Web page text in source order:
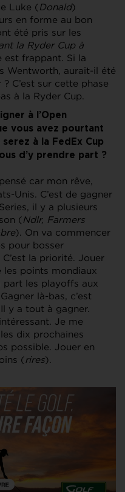
Luke (Donald)
en forme au bon
été pris sur les
la Ryder Cup à
est frappant. Si la
Wentworth, aurait-il été
C’est sur cette phase
à la Ryder Cup.
à l’Open
vous avez pourtant
à la FedEx Cup
d’y prendre part ?
car mon rêve,
Unis. C’est de gagner
il y a plusieurs
(Ndlr, Farmers
). On va commencer
pour bosser
la priorité. Jouer
les points mondiaux
part les playoffs aux
là-bas, c’est
y a tout à gagner.
Je me
dix prochaines
possible. Jouer en
(rires).